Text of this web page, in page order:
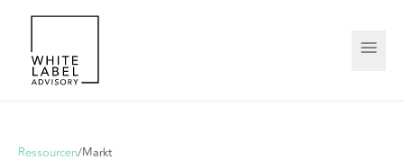
Ressourcen/Markt